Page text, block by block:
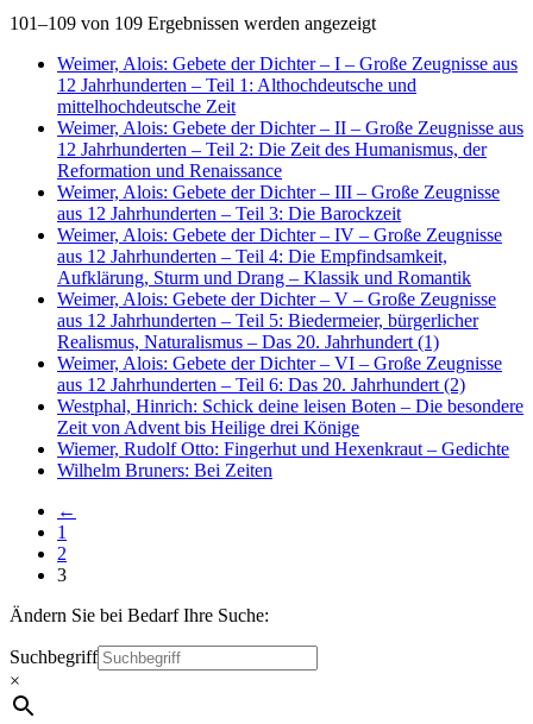
101–109 von 109 Ergebnissen werden angezeigt
Weimer, Alois: Gebete der Dichter – I – Große Zeugnisse aus
12 Jahrhunderten – Teil 1: Althochdeutsche und
mittelhochdeutsche Zeit
Weimer, Alois: Gebete der Dichter – II – Große Zeugnisse aus
12 Jahrhunderten – Teil 2: Die Zeit des Humanismus, der
Reformation und Renaissance
Weimer, Alois: Gebete der Dichter – III – Große Zeugnisse
aus 12 Jahrhunderten – Teil 3: Die Barockzeit
Weimer, Alois: Gebete der Dichter – IV – Große Zeugnisse
aus 12 Jahrhunderten – Teil 4: Die Empfindsamkeit,
Aufklärung, Sturm und Drang – Klassik und Romantik
Weimer, Alois: Gebete der Dichter – V – Große Zeugnisse
aus 12 Jahrhunderten – Teil 5: Biedermeier, bürgerlicher
Realismus, Naturalismus – Das 20. Jahrhundert (1)
Weimer, Alois: Gebete der Dichter – VI – Große Zeugnisse
aus 12 Jahrhunderten – Teil 6: Das 20. Jahrhundert (2)
Westphal, Hinrich: Schick deine leisen Boten – Die besondere
Zeit von Advent bis Heilige drei Könige
Wiemer, Rudolf Otto: Fingerhut und Hexenkraut – Gedichte
Wilhelm Bruners: Bei Zeiten
←
1
2
3
Ändern Sie bei Bedarf Ihre Suche:
Suchbegriff
×